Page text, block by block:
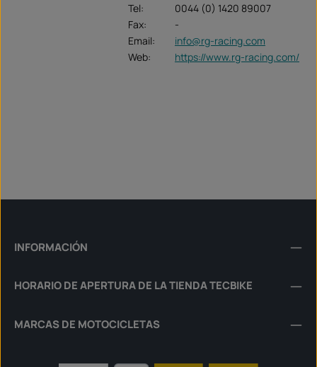
Tel:
0044 (0) 1420 89007
Fax:
-
Email:
info@rg-racing.com
Web:
https://www.rg-racing.com/
INFORMACIÓN
HORARIO DE APERTURA DE LA TIENDA TECBIKE
MARCAS DE MOTOCICLETAS